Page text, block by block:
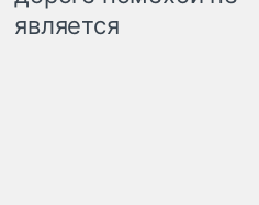
является